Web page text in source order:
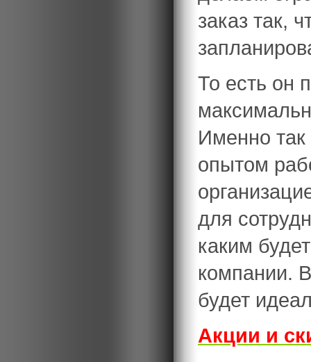
заказ так,
То есть он
Именно
опытом
для
каким
компании.
будет
Акции и